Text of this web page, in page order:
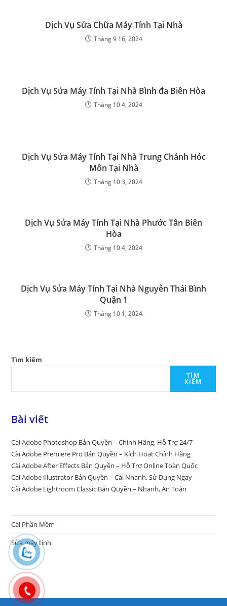
Dịch Vụ Sửa Chữa Máy Tính Tại Nhà
Tháng 9 16, 2024
Dịch Vụ Sửa Máy Tính Tại Nhà Bình đa Biên Hòa
Tháng 10 4, 2024
Dịch Vụ Sửa Máy Tính Tại Nhà Trung Chánh Hóc
Môn Tại Nhà
Tháng 10 3, 2024
Dịch Vụ Sửa Máy Tính Tại Nhà Phước Tân Biên
Hòa
Tháng 10 4, 2024
Dịch Vụ Sửa Máy Tính Tại Nhà Nguyễn Thái Bình
Quận 1
Tháng 10 1, 2024
Tìm kiếm
TÌM
KIẾM
Bài viết
Cài Adobe Photoshop Bản Quyền – Chính Hãng, Hỗ Trợ 24/7
Cài Adobe Premiere Pro Bản Quyền – Kích Hoạt Chính Hãng
Cài Adobe After Effects Bản Quyền – Hỗ Trợ Online Toàn Quốc
Cài Adobe Illustrator Bản Quyền – Cài Nhanh, Sử Dụng Ngay
Cài Adobe Lightroom Classic Bản Quyền – Nhanh, An Toàn
Cài Phần Mềm
Sửa máy tính